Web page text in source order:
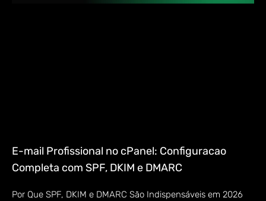
E-mail Profissional no cPanel: Configuracao
Completa com SPF, DKIM e DMARC
Por Que SPF, DKIM e DMARC São Indispensáveis em 2026